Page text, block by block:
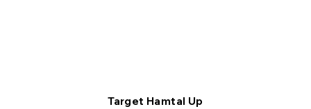
Target Hamtal Up